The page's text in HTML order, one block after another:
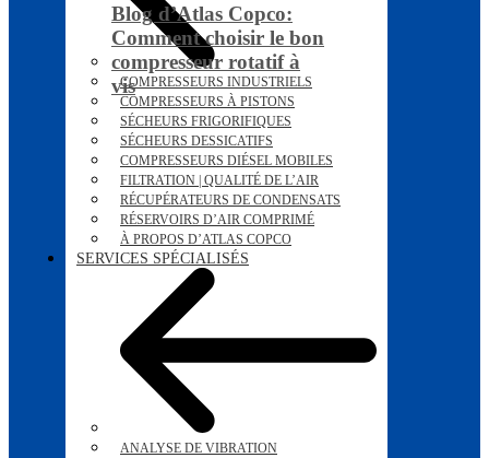
Blog d’Atlas Copco:
Comment choisir le bon
compresseur rotatif à
vis
COMPRESSEURS INDUSTRIELS
COMPRESSEURS À PISTONS
SÉCHEURS FRIGORIFIQUES
SÉCHEURS DESSICATIFS
COMPRESSEURS DIÉSEL MOBILES
FILTRATION | QUALITÉ DE L’AIR
RÉCUPÉRATEURS DE CONDENSATS
RÉSERVOIRS D’AIR COMPRIMÉ
À PROPOS D’ATLAS COPCO
SERVICES SPÉCIALISÉS
ANALYSE DE VIBRATION